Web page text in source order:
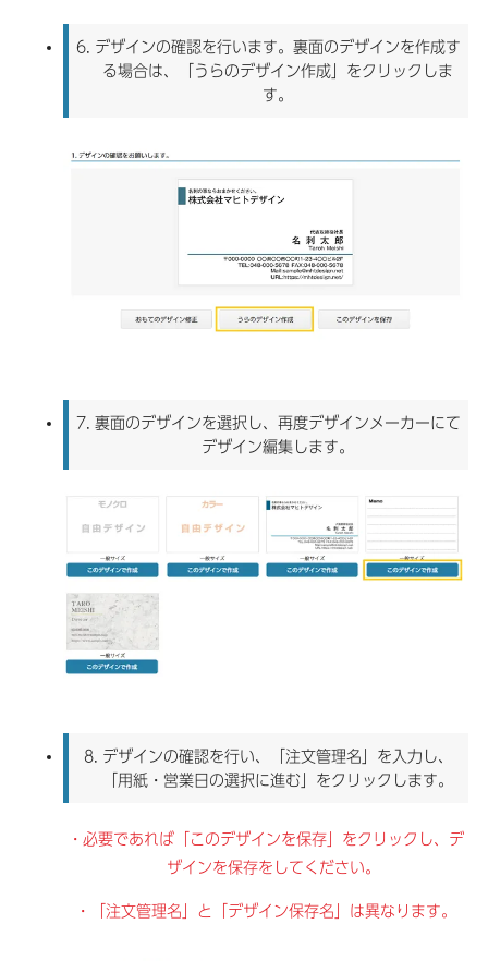
6.
デザインの確認を行います。裏面のデザインを作成す
る場合は、「うらのデザイン作成」をクリックしま
す。
7. 裏面のデザインを選択し、再度デザインメーカーにて
デザイン編集します。
8.
デザインの確認を行い、「注文管理名」を入力し、
「用紙・営業日の選択に進む」をクリックします。
・必要であれば「このデザインを保存」をクリックし、デ
ザインを保存をしてください。
・「注文管理名」と「デザイン保存名」は異なります。